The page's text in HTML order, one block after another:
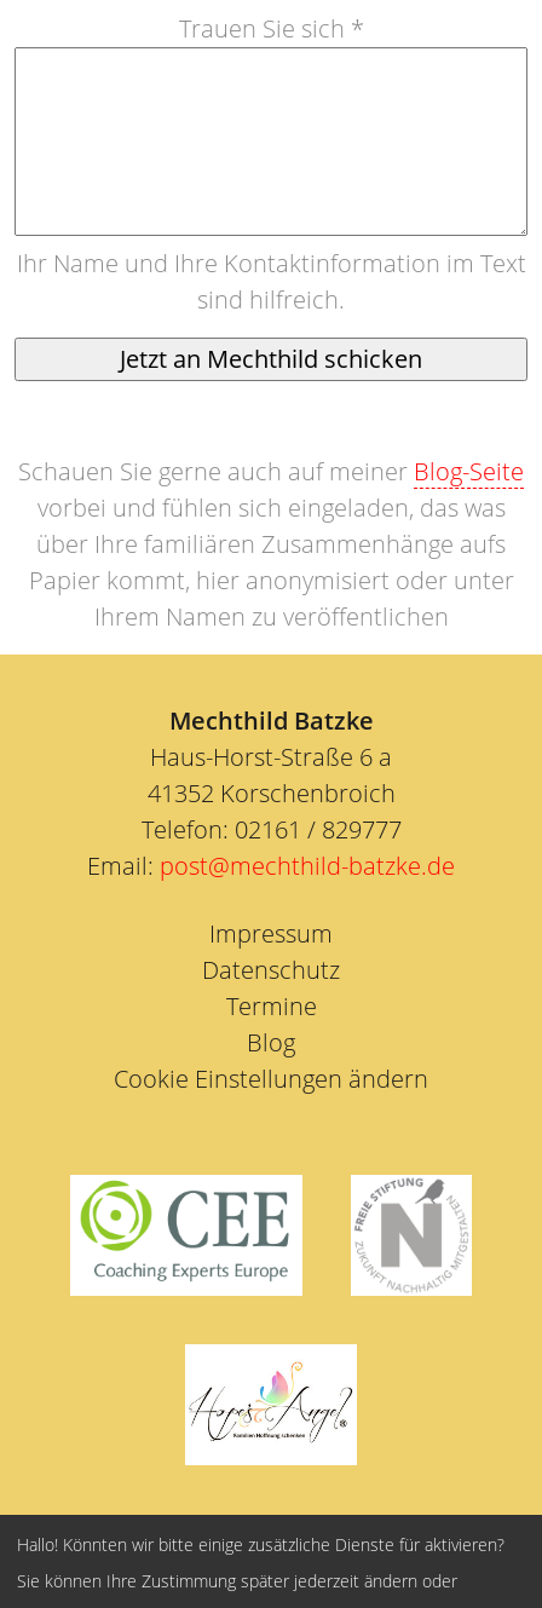
Trauen Sie sich *
Ihr Name und Ihre Kontaktinformation im Text
sind hilfreich.
Schauen Sie gerne auch auf meiner Blog-Seite
vorbei und fühlen sich eingeladen, das was
über Ihre familiären Zusammenhänge aufs
Papier kommt, hier anonymisiert oder unter
Ihrem Namen zu veröffentlichen
Mechthild Batzke
Haus-Horst-Straße 6 a
41352 Korschenbroich
Telefon: 02161 / 829777
Email: post@mechthild-batzke.de
Impressum
Datenschutz
Termine
Blog
Cookie Einstellungen ändern
WERKSTALL Mechthild
Hallo! Könnten wir bitte einige zusätzliche Dienste für aktivieren?
Sie können Ihre Zustimmung später jederzeit ändern oder